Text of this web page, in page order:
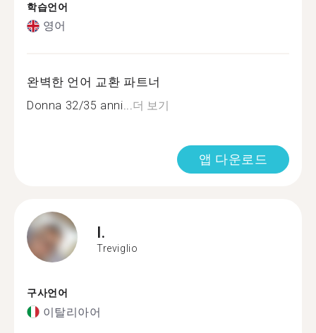
학습언어
영어
완벽한 언어 교환 파트너
Donna 32/35 anni...더 보기
앱 다운로드
I.
Treviglio
구사언어
이탈리아어